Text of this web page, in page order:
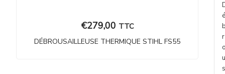
€279,00 TTC
DÉBROUSAILLEUSE THERMIQUE STIHL FS55
é
r
u
s